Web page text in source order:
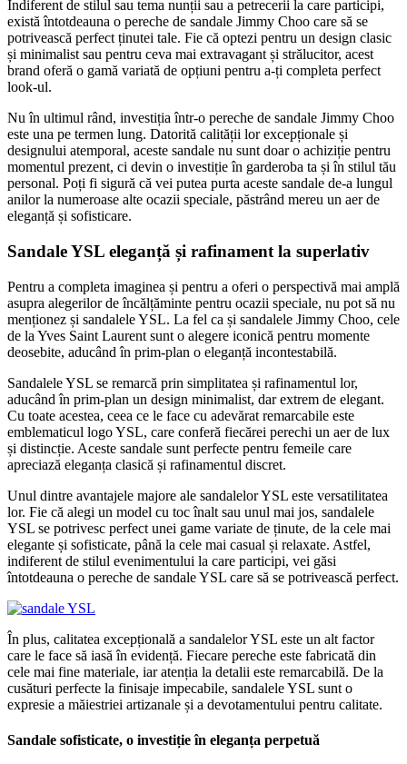
Indiferent de stilul sau tema nunții sau a petrecerii la care participi,
există întotdeauna o pereche de sandale Jimmy Choo care să se
potrivească perfect ținutei tale. Fie că optezi pentru un design clasic
și minimalist sau pentru ceva mai extravagant și strălucitor, acest
brand oferă o gamă variată de opțiuni pentru a-ți completa perfect
look-ul.
Nu în ultimul rând, investiția într-o pereche de sandale Jimmy Choo
este una pe termen lung. Datorită calității lor excepționale și
designului atemporal, aceste sandale nu sunt doar o achiziție pentru
momentul prezent, ci devin o investiție în garderoba ta și în stilul tău
personal. Poți fi sigură că vei putea purta aceste sandale de-a lungul
anilor la numeroase alte ocazii speciale, păstrând mereu un aer de
eleganță și sofisticare.
Sandale YSL eleganță și rafinament la superlativ
Pentru a completa imaginea și pentru a oferi o perspectivă mai amplă
asupra alegerilor de încălțăminte pentru ocazii speciale, nu pot să nu
menționez și sandalele YSL. La fel ca și sandalele Jimmy Choo, cele
de la Yves Saint Laurent sunt o alegere iconică pentru momente
deosebite, aducând în prim-plan o eleganță incontestabilă.
Sandalele YSL se remarcă prin simplitatea și rafinamentul lor,
aducând în prim-plan un design minimalist, dar extrem de elegant.
Cu toate acestea, ceea ce le face cu adevărat remarcabile este
emblematicul logo YSL, care conferă fiecărei perechi un aer de lux
și distincție. Aceste sandale sunt perfecte pentru femeile care
apreciază eleganța clasică și rafinamentul discret.
Unul dintre avantajele majore ale sandalelor YSL este versatilitatea
lor. Fie că alegi un model cu toc înalt sau unul mai jos, sandalele
YSL se potrivesc perfect unei game variate de ținute, de la cele mai
elegante și sofisticate, până la cele mai casual și relaxate. Astfel,
indiferent de stilul evenimentului la care participi, vei găsi
întotdeauna o pereche de sandale YSL care să se potrivească perfect.
În plus, calitatea excepțională a sandalelor YSL este un alt factor
care le face să iasă în evidență. Fiecare pereche este fabricată din
cele mai fine materiale, iar atenția la detalii este remarcabilă. De la
cusături perfecte la finisaje impecabile, sandalele YSL sunt o
expresie a măiestriei artizanale și a devotamentului pentru calitate.
Sandale sofisticate, o investiție în eleganța perpetuă